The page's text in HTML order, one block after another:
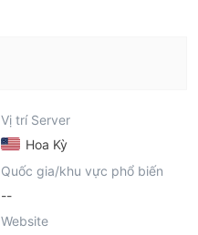
Vị trí Server
Hoa Kỳ
Quốc gia/khu vực phổ biến
--
Website